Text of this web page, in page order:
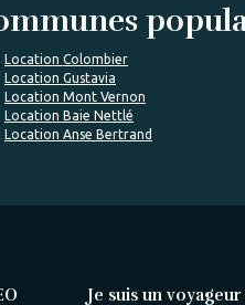
Location Colombier
Location Gustavia
Location Mont Vernon
Location Baie Nettlé
Location Anse Bertrand
Je suis un voyageur